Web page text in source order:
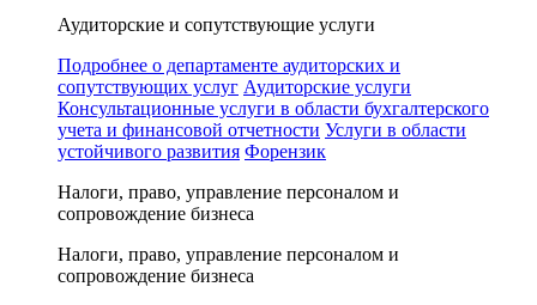
Аудиторские и сопутствующие услуги
Подробнее о департаменте аудиторских и
сопутствующих услуг Аудиторские услуги
Консультационные услуги в области бухгалтерского
учета и финансовой отчетности Услуги в области
устойчивого развития Форензик
Налоги, право, управление персоналом и
сопровождение бизнеса
Налоги, право, управление персоналом и
сопровождение бизнеса